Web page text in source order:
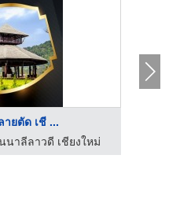
ายตัด เชี ...
นาลีลาวดี เชียงใหม่